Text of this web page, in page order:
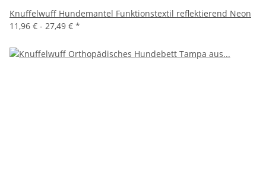
Knuffelwuff Hundemantel Funktionstextil reflektierend Neon
11,96 € - 27,49 € *